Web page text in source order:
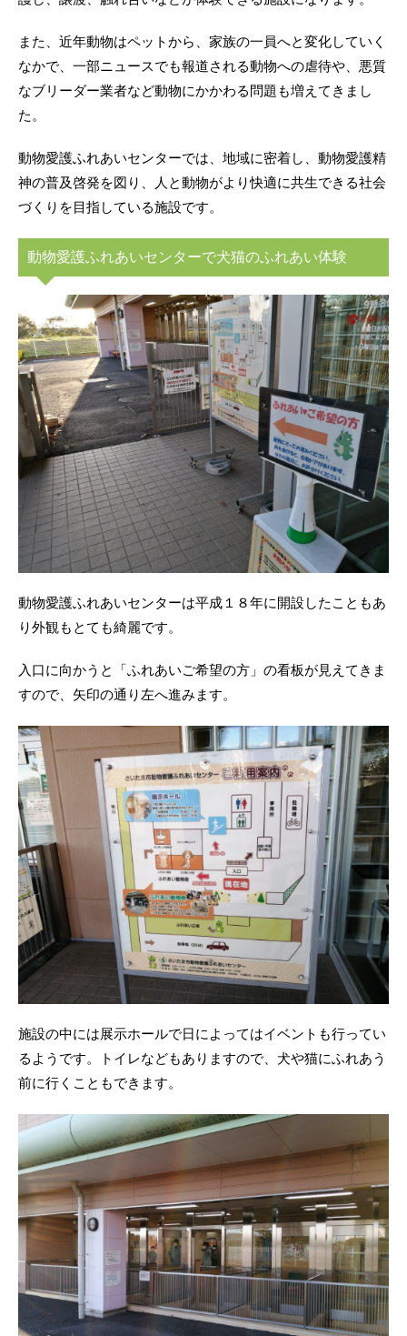
また、近年動物はペットから、家族の一員へと変化していく
なかで、一部ニュースでも報道される動物への虐待や、悪質
なブリーダー業者など動物にかかわる問題も増えてきまし
た。
動物愛護ふれあいセンターでは、地域に密着し、動物愛護精
神の普及啓発を図り、人と動物がより快適に共生できる社会
づくりを目指している施設です。
動物愛護ふれあいセンターで犬猫のふれあい体験
動物愛護ふれあいセンターは平成１８年に開設したこともあ
り外観もとても綺麗です。
入口に向かうと「ふれあいご希望の方」の看板が見えてきま
すので、矢印の通り左へ進みます。
施設の中には展示ホールで日によってはイベントも行ってい
るようです。トイレなどもありますので、犬や猫にふれあう
前に行くこともできます。